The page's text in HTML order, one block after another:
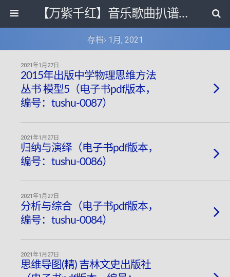
【万紫千红】音乐歌曲扒谱打带和电子书影视剧资源网
存档› 1月, 2021
2021年1月27日
2015年出版中学物理思维方法
丛书 模型5（电子书pdf版本，
编号：tushu-0087）
2021年1月27日
归纳与演绎（电子书pdf版本，
编号：tushu-0086）
2021年1月27日
分析与综合（电子书pdf版本，
编号：tushu-0084）
2021年1月27日
思维导图(精) 吉林文史出版社